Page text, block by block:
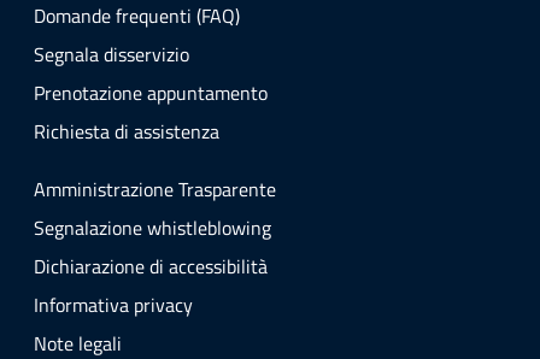
Domande frequenti (FAQ)
Segnala disservizio
Prenotazione appuntamento
Richiesta di assistenza
Amministrazione Trasparente
Segnalazione whistleblowing
Dichiarazione di accessibilità
Informativa privacy
Note legali